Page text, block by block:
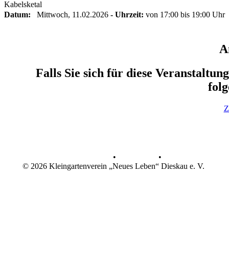
Kabelsketal
Datum:
Mittwoch, 11.02.2026 - Uhrzeit: von 17:00 bis 19:00 Uhr
Falls Sie sich für diese
•
•
© 2026 Kleingartenverein „Neues Leben“ Dieskau e. V.